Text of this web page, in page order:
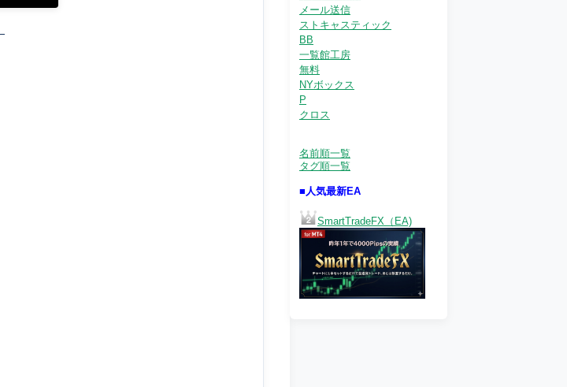
メール送信
ストキャスティック
BB
一覧館工房
無料
NYボックス
P
クロス
名前順一覧
タグ順一覧
■人気最新EA
SmartTradeFX（EA)